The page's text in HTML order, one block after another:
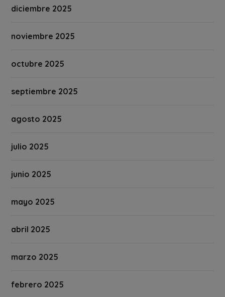
diciembre 2025
noviembre 2025
octubre 2025
septiembre 2025
agosto 2025
julio 2025
junio 2025
mayo 2025
abril 2025
marzo 2025
febrero 2025